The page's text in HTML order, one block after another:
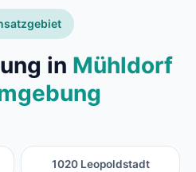
in Mühldorf
1020 Leopoldstadt